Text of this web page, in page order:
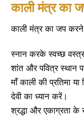
काली मंत्र का
काली मंत्र का जप करने
स्नान करके स्वच्छ
शांत और पवित्र स्थान
माँ काली की प्रतिमा
देवी का ध्यान करें।
श्रद्धा और एकाग्रता